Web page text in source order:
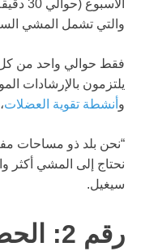
والتي تشمل المشي
فقط حوالي واحد من كل
يلتزمون بالإرشادات
و أنشطة تقوية العضلات
“نحن بلد ذو مساحات
نحتاج إلى المشي أكثر
سيغيل.
رقم